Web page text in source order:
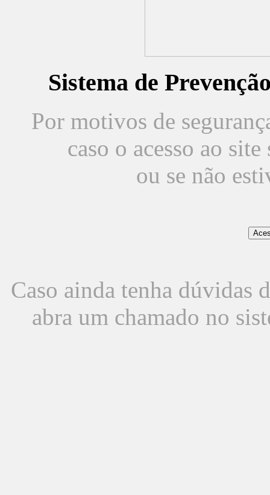
Sistema de
Por motivos de
caso o acesso ao
ou se não
Caso ainda tenha dúvidas
abra um chamado no